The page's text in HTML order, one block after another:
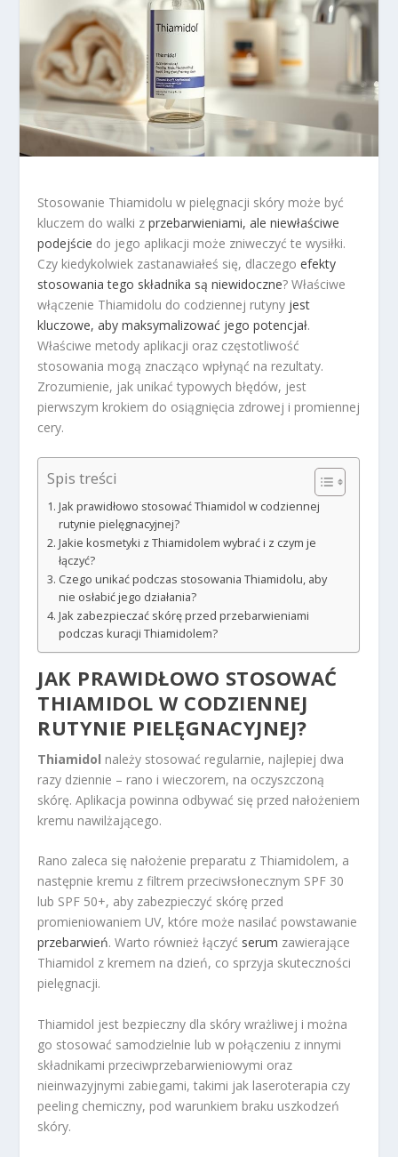
Stosowanie Thiamidolu w pielęgnacji skóry może być
kluczem do walki zprzebarwieniami, ale niewłaściwe
podejście do jego aplikacji może zniweczyć te wysiłki.
Czy kiedykolwiek zastanawiałeś się, dlaczegoefekty
stosowania tego składnika są niewidoczne? Właściwe
włączenie Thiamidolu do codziennej rutyny jest
kluczowe, aby maksymalizować jego potencjał.
Właściwe metody aplikacji oraz częstotliwość
stosowania mogą znacząco wpłynąć na rezultaty.
Zrozumienie, jak unikać typowych błędów, jest
pierwszym krokiem do osiągnięcia zdrowej i promiennej
cery.
Spis treści
Jak prawidłowo stosować Thiamidol w codziennej
rutynie pielęgnacyjnej?
Jakie kosmetyki z Thiamidolem wybrać i z czym je
łączyć?
Czego unikać podczas stosowania Thiamidolu, aby
nie osłabić jego działania?
Jak zabezpieczać skórę przed przebarwieniami
podczas kuracji Thiamidolem?
JAK PRAWIDŁOWO STOSOWAĆ
THIAMIDOL W CODZIENNEJ
RUTYNIE PIELĘGNACYJNEJ?
Thiamidol należy stosować regularnie, najlepiej dwa
razy dziennie – rano i wieczorem, na oczyszczoną
skórę. Aplikacja powinna odbywać się przed nałożeniem
kremu nawilżającego.
Rano zaleca się nałożenie preparatu z Thiamidolem, a
następnie kremu z filtrem przeciwsłonecznym SPF 30
lub SPF 50+, aby zabezpieczyć skórę przed
promieniowaniem UV, które może nasilać powstawanie
przebarwień. Warto również łączyć serum zawierające
Thiamidol z kremem na dzień, co sprzyja skuteczności
pielęgnacji.
Thiamidol jest bezpieczny dla skóry wrażliwej i można
go stosować samodzielnie lub w połączeniu z innymi
składnikami przeciwprzebarwieniowymi oraz
nieinwazyjnymi zabiegami, takimi jak laseroterapia czy
peeling chemiczny, pod warunkiem braku uszkodzeń
skóry.